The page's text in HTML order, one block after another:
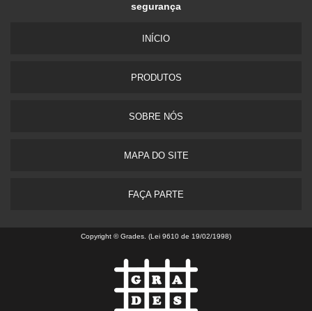
segurança
INÍ­CIO
PRODUTOS
SOBRE NÓS
MAPA DO SITE
FAÇA PARTE
Copyright © Grades. (Lei 9610 de 19/02/1998)